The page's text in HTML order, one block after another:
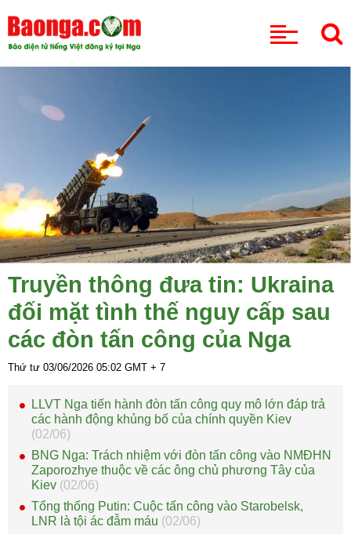
Truyền thông đưa tin: Ukraina
đối mặt tình thế nguy cấp sau
các đòn tấn công của Nga
Thứ tư 03/06/2026 05:02 GMT + 7
LLVT Nga tiến hành đòn tấn công quy mô lớn đáp trả
các hành động khủng bố của chính quyền Kiev
(02/06)
BNG Nga: Trách nhiệm với đòn tấn công vào NMĐHN
Zaporozhye thuộc về các ông chủ phương Tây của
Kiev (02/06)
Tổng thống Putin: Cuộc tấn công vào Starobelsk,
LNR là tội ác đẫm máu (02/06)